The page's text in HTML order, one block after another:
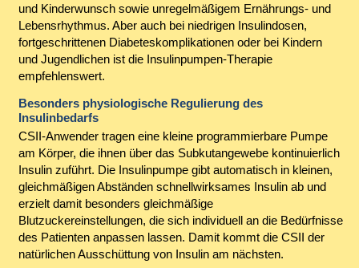
und Kinderwunsch sowie unregelmäßigem Ernährungs- und
Lebensrhythmus. Aber auch bei niedrigen Insulindosen,
fortgeschrittenen Diabeteskomplikationen oder bei Kindern
und Jugendlichen ist die Insulinpumpen-Therapie
empfehlenswert.
Besonders physiologische Regulierung des
Insulinbedarfs
CSII-Anwender tragen eine kleine programmierbare Pumpe
am Körper, die ihnen über das Subkutangewebe kontinuierlich
Insulin zuführt. Die Insulinpumpe gibt automatisch in kleinen,
gleichmäßigen Abständen schnellwirksames Insulin ab und
erzielt damit besonders gleichmäßige
Blutzuckereinstellungen, die sich individuell an die Bedürfnisse
des Patienten anpassen lassen. Damit kommt die CSII der
natürlichen Ausschüttung von Insulin am nächsten.